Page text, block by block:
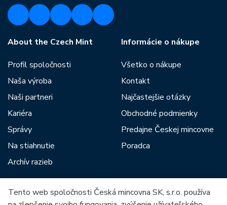
About the Czech Mint
Profil spoločnosti
Naša výroba
Naši partneri
Kariéra
Správy
Na stiahnutie
Archív razieb
Informácie o nákupe
Všetko o nákupe
Kontakt
Najčastejšie otázky
Obchodné podmienky
Predajne Českej mincovne
Poradca
Medzi našich partnerov patria:
Tento web spoločnosti Česká mincovna SK, s.r.o. používa